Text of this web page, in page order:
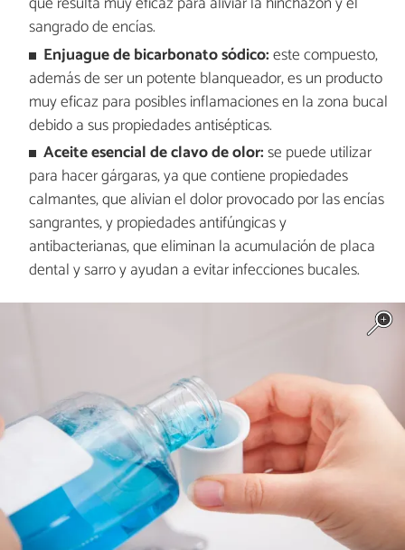
sangrado de encías.
Enjuague de bicarbonato sódico:este compuesto,
además de ser un potente blanqueador, es un producto
muy eficaz para posibles inflamaciones en la zona bucal
debido a sus propiedades antisépticas.
Aceite esencial de clavo de olor:se puede utilizar
para hacer gárgaras, ya que contiene propiedades
calmantes, que alivian el dolor provocado por las encías
sangrantes, y propiedades antifúngicas y
antibacterianas, que eliminan la acumulación de placa
dental y sarro y ayudan a evitar infecciones bucales.